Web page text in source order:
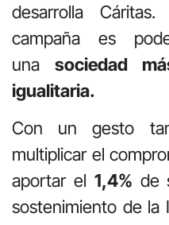
desarrolla
campaña es
una sociedad
igualitaria.
Con un gesto
multiplicar el
aportar el 1,4% de
sostenimiento de la